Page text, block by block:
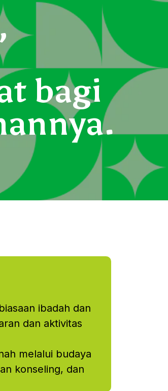
bagi
ibadah dan
dan aktivitas
melalui budaya
konseling, dan